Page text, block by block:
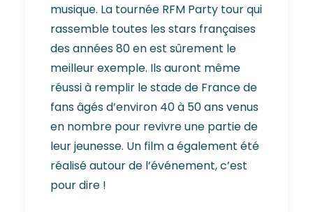
musique. La tournée RFM Party tour qui
rassemble toutes les stars françaises
des années 80 en est sûrement le
meilleur exemple. Ils auront même
réussi à remplir le stade de France de
fans âgés d’environ 40 à 50 ans venus
en nombre pour revivre une partie de
leur jeunesse. Un film a également été
réalisé autour de l’événement, c’est
pour dire !